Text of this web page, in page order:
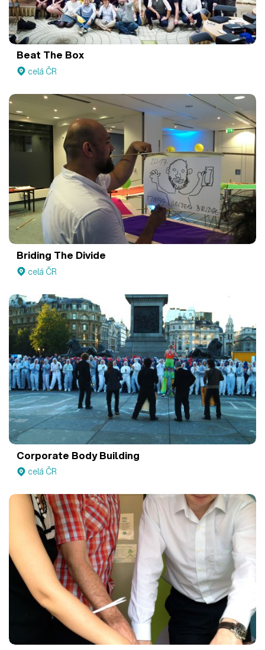
Beat The Box
celá ČR
Briding The Divide
celá ČR
Corporate Body Building
celá ČR